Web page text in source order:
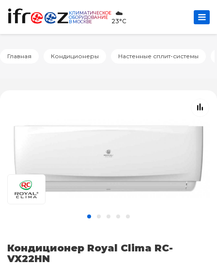
КЛИМАТИЧЕСКОЕ
ОБОРУДОВАНИЕ
В МОСКВЕ
☁️
23°C
Главная Кондиционеры Настенные сплит-системы
Кондиционер Royal Clima RC-
VX22HN